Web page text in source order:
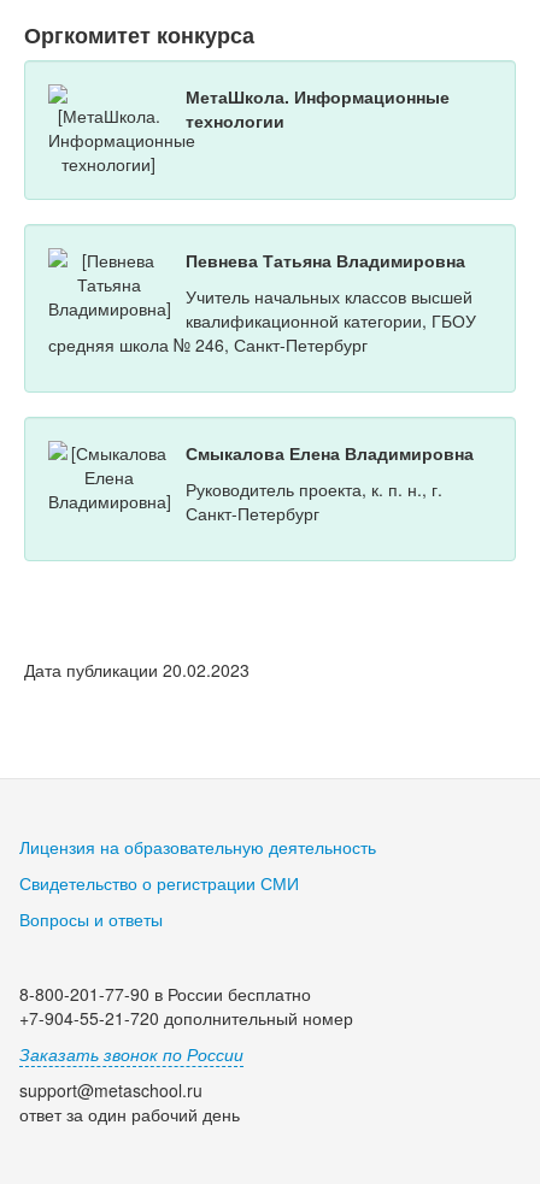
Оргкомитет конкурса
МетаШкола. Информационные
технологии
Певнева Татьяна Владимировна
Учитель начальных классов высшей
квалификационной категории, ГБОУ
средняя школа № 246, Санкт-Петербург
Смыкалова Елена Владимировна
Руководитель проекта, к. п. н., г.
Санкт-Петербург
Дата публикации 20.02.2023
Лицензия на образовательную деятельность
Свидетельство о регистрации СМИ
Вопросы и ответы
8-800-201-77-90 в России бесплатно
+7-904-55-21-720 дополнительный номер
Заказать звонок по России
support@metaschool.ru
ответ за один рабочий день